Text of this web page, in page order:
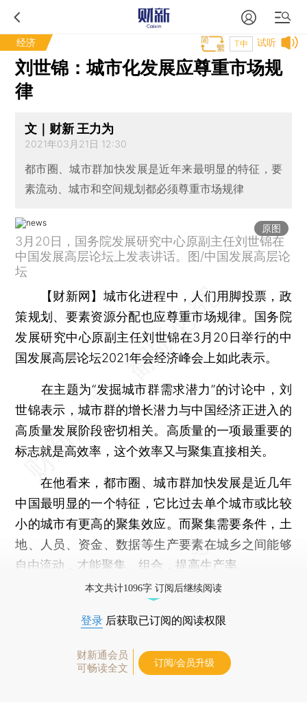
经济 试听
T中
刘世锦：城市化发展应尊重市场规
律
文｜财新 王力为
2021年03月21日 12:30
都市圈、城市群加快发展是近年来最明显的特征，要
素流动、城市和空间规划都必须尊重市场规律
原图
3月20日，国务院发展研究中心原副主任刘世锦在
中国发展高层论坛上发表讲话。图/中国发展高层论
坛
【财新网】 城市化进程中，人们用脚投票，政
策规划、要素资源分配也应尊重市场规律。国务院
发展研究中心原副主任刘世锦在3月20日举行的中
国发展高层论坛2021年会经济峰会上如此表示。
在主题为“发掘城市群需求潜力”的讨论中，刘
世锦表示，城市群的增长潜力与中国经济正进入的
高质量发展阶段密切相关。高质量的一项最重要的
标志就是高效率，这个效率又与聚集直接相关。
在他看来，都市圈、城市群加快发展是近几年
中国最明显的一个特征，它比过去单个城市或比较
小的城市有更高的聚集效应。而聚集需要条件，土
地、人员、资金、数据等生产要素在城乡之间能够
自由流动，才能聚集、组合，提高生产率。
本文共计1096字 订阅后继续阅读
登录 后获取已订阅的阅读权限
财新通会员
可畅读全文
订阅/会员升级